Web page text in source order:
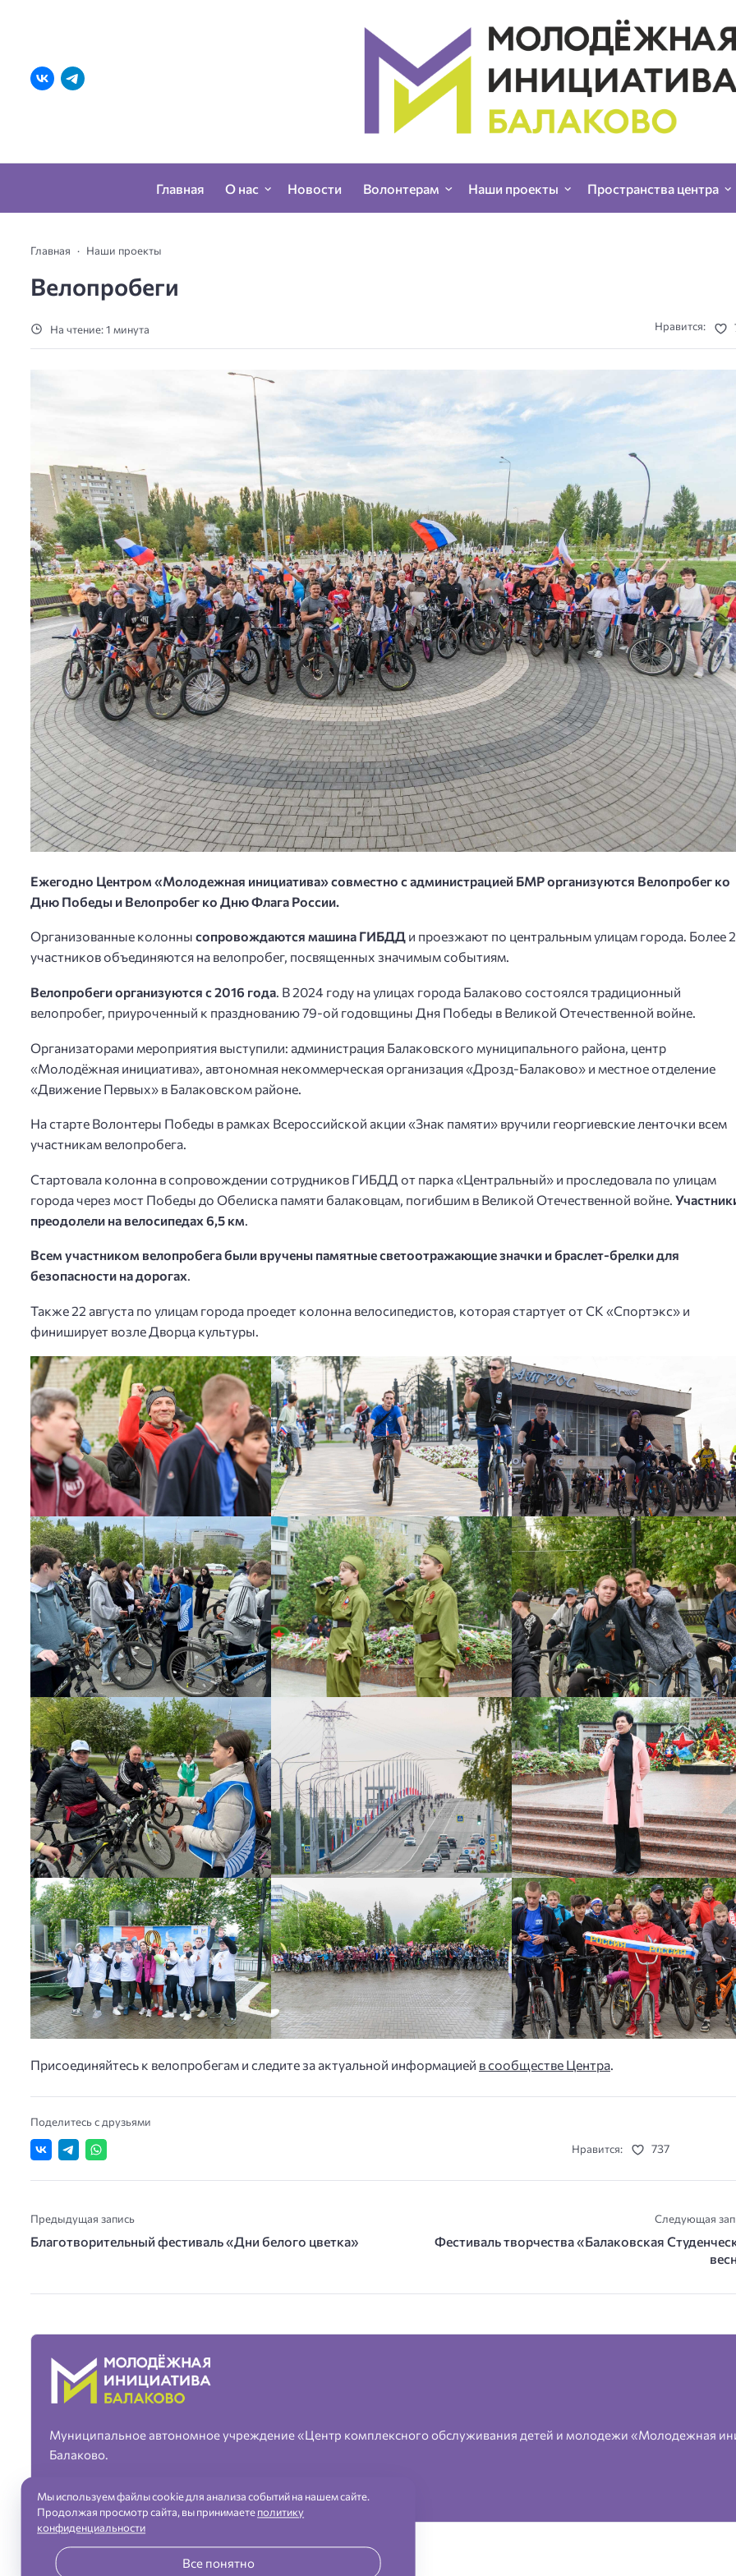
Главная О нас Новости Волонтерам Наши проекты Пространства центра
Главная Наши проекты
Велопробеги
На чтение: 1 минута Нравится:
Ежегодно Центром «Молодежная инициатива» совместно с администрацией БМР организуются Велопробег ко
Дню Победы и Велопробег ко Дню Флага России.
Организованные колонны сопровождаются машина ГИБДД и проезжают по центральным улицам города. Более
участников объединяются на велопробег, посвященных значимым событиям.
Велопробеги организуются с 2016 года. В 2024 году на улицах города Балаково состоялся традиционный
велопробег, приуроченный к празднованию 79-ой годовщины Дня Победы в Великой Отечественной войне.
Организаторами мероприятия выступили: администрация Балаковского муниципального района, центр
«Молодёжная инициатива», автономная некоммерческая организация «Дрозд-Балаково» и местное отделение
«Движение Первых» в Балаковском районе.
На старте Волонтеры Победы в рамках Всероссийской акции «Знак памяти» вручили георгиевские ленточки всем
участникам велопробега.
Стартовала колонна в сопровождении сотрудников ГИБДД от парка «Центральный» и проследовала по улицам
города через мост Победы до Обелиска памяти балаковцам, погибшим в Великой Отечественной войне.
преодолели на велосипедах 6,5 км.
Всем участником велопробега были вручены памятные светоотражающие значки и браслет-брелки для
безопасности на дорогах.
Также 22 августа по улицам города проедет колонна велосипедистов, которая стартует от СК «Спортэкс» и
финиширует возле Дворца культуры.
Присоединяйтесь к велопробегам и следите за актуальной информацией в сообществе Центра.
Поделитесь с друзьями
Нравится: 737
Предыдущая запись
Благотворительный фестиваль «Дни белого цветка»
Следующая
Фестиваль творчества «Балаковская
Муниципальное автономное учреждение «Центр комплексного обслуживания детей и молодежи «Молодежная
Балаково.
«Молодежная инициатива» город Балаково — официальный сайт ©
2026
Мы используем файлы cookie для анализа событий на нашем сайте.
Продолжая просмотр сайта, вы принимаетеполитику
конфиденциальности
Все понятно